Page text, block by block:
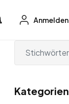
Anmelden
Kategorien